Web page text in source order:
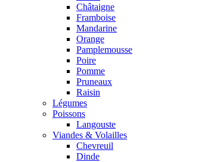
Châtaigne
Framboise
Mandarine
Orange
Pamplemousse
Poire
Pomme
Pruneaux
Raisin
Légumes
Poissons
Langouste
Viandes & Volailles
Chevreuil
Dinde